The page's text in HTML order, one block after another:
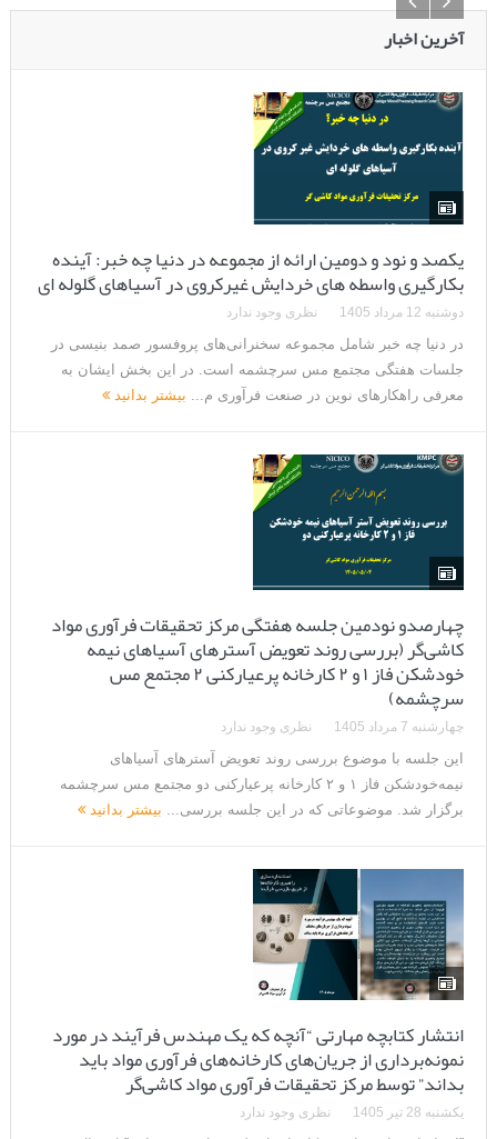
آخرین اخبار
یکصد و نود و دومین ارائه از مجموعه در دنیا چه خبر: آینده
بکارگیری واسطه های خردایش غیرکروی در آسیاهای گلوله ای
دوشنبه 12 مرداد 1405 نظری وجود ندارد
در دنیا چه خبر شامل مجموعه سخنرانی‌های پروفسور صمد بنیسی در
جلسات هفتگی مجتمع مس سرچشمه است. در این بخش ایشان به
معرفی راهکارهای نوین در صنعت فرآوری م... بیشتر بدانید
چهارصدو نودمین جلسه هفتگی مرکز تحقیقات فرآوری مواد
کاشی‌گر (بررسی روند تعویض آسترهای آسیاهای نیمه
خودشکن فاز ۱ و ۲ کارخانه پرعیارکنی ۲ مجتمع مس
سرچشمه)
چهارشنبه 7 مرداد 1405 نظری وجود ندارد
این جلسه با موضوع بررسی روند تعویض آسترهای آسیاهای
نیمه‌خودشکن فاز ۱ و ۲ کارخانه پرعیارکنی دو مجتمع مس سرچشمه
برگزار شد. موضوعاتی که در این جلسه بررسی... بیشتر بدانید
انتشار کتابچه مهارتی “آنچه که یک مهندس فرآیند در مورد
نمونه‌برداری از جریان‌های کارخانه‌های فرآوری مواد باید
بداند” توسط مرکز تحقیقات فرآوری مواد کاشی‌گر
یکشنبه 28 تیر 1405 نظری وجود ندارد